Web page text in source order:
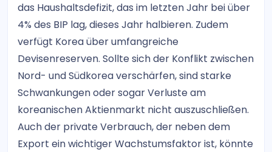
das Haushaltsdefizit, das im letzten Jahr bei über
4% des BIP lag, dieses Jahr halbieren. Zudem
verfügt Korea über umfangreiche
Devisenreserven. Sollte sich der Konflikt zwischen
Nord- und Südkorea verschärfen, sind starke
Schwankungen oder sogar Verluste am
koreanischen Aktienmarkt nicht auszuschließen.
Auch der private Verbrauch, der neben dem
Export ein wichtiger Wachstumsfaktor ist, könnte